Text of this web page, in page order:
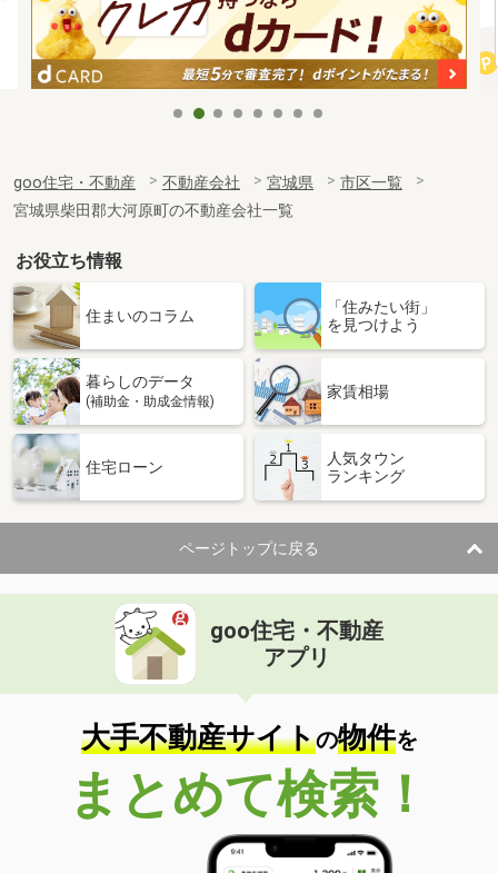
goo住宅・不動産 不動産会社 宮城県
市区一覧
宮城県柴田郡大河原町の不動産会社一覧
お役立ち情報
住まいのコラム
「住みたい街」
を見つけよう
暮らしのデータ
(補助金・助成金情報)
家賃相場
住宅ローン
人気タウン
ランキング
ページトップに戻る
goo住宅・不動産
アプリ
大手不動産サイトの物件を
まとめて検索！